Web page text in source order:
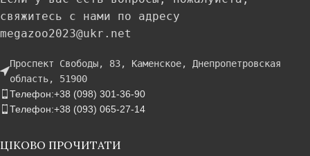
свяжитесь с нами по адресу
megazoo2023@ukr.net
Проспект Свободы, 83, Каменское, Днепропетровская
область, 51900
Телефон:+38 (098) 301-36-90
Телефон:+38 (093) 065-27-14
ЦІКОВО ПРОЧИТАТИ